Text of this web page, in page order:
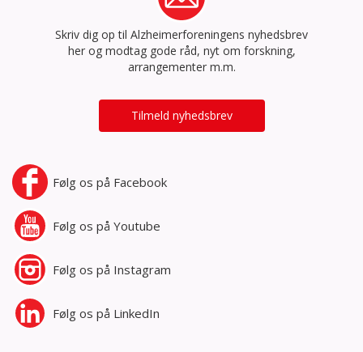
Skriv dig op til Alzheimerforeningens nyhedsbrev
her og modtag gode råd, nyt om forskning,
arrangementer m.m.
Tilmeld nyhedsbrev
Følg os på Facebook
Følg os på Youtube
Følg os på Instagram
Følg os på LinkedIn